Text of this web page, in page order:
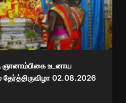
ஞானாம்பிகை உடனாய
02.08.2026